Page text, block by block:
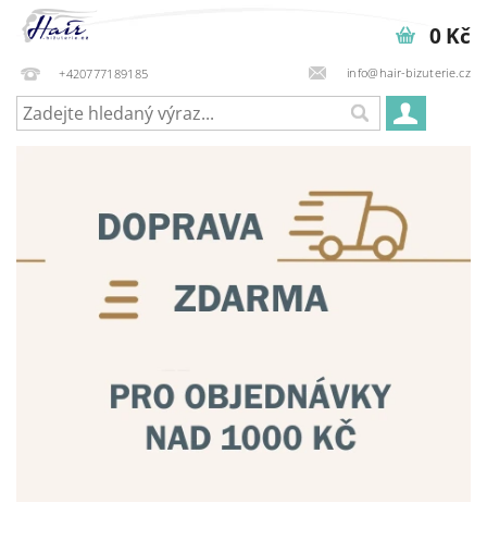
+420777189185 info@hair-bizuterie.cz
0 Kč